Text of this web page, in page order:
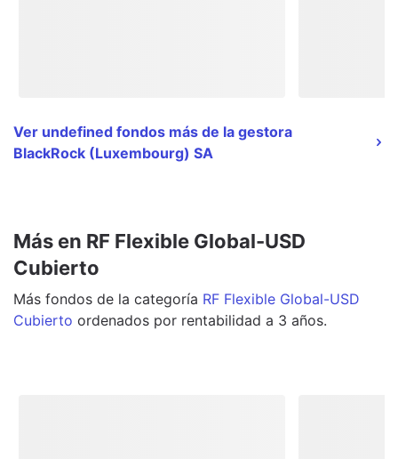
Ver undefined fondos más de la gestora
BlackRock (Luxembourg) SA
Más en RF Flexible Global-USD
Cubierto
Más fondos de la categoría RF Flexible Global-USD
Cubierto ordenados por rentabilidad a 3 años.